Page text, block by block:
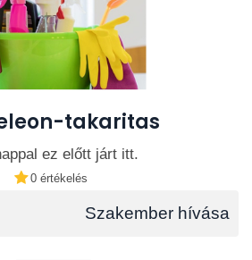
takaritas
ez előtt járt itt.
0 értékelés
Szakember hívása